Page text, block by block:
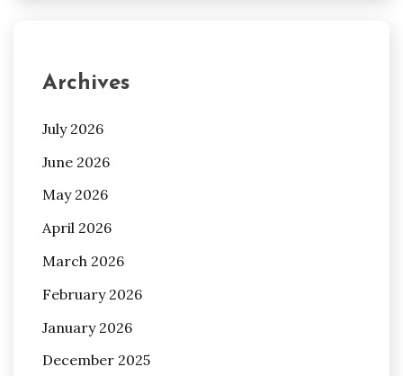
Archives
July 2026
June 2026
May 2026
April 2026
March 2026
February 2026
January 2026
December 2025